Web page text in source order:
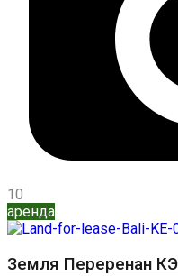
10
аренда
Земля Переренан